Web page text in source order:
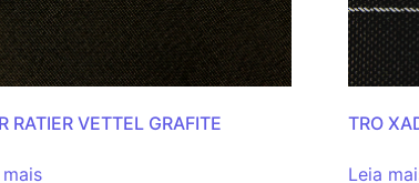
RATIER VETTEL GRAFITE TRO
Leia